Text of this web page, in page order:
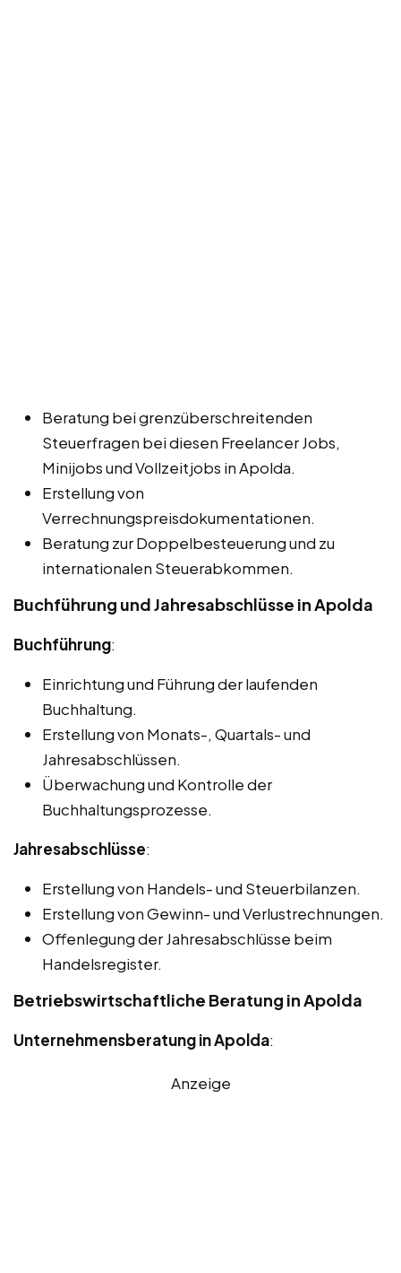
Beratung bei grenzüberschreitenden
Steuerfragen bei diesen Freelancer Jobs,
Minijobs und Vollzeitjobs in Apolda.
Erstellung von
Verrechnungspreisdokumentationen.
Beratung zur Doppelbesteuerung und zu
internationalen Steuerabkommen.
Buchführung und Jahresabschlüsse in Apolda
Buchführung:
Einrichtung und Führung der laufenden
Buchhaltung.
Erstellung von Monats-, Quartals- und
Jahresabschlüssen.
Überwachung und Kontrolle der
Buchhaltungsprozesse.
Jahresabschlüsse:
Erstellung von Handels- und Steuerbilanzen.
Erstellung von Gewinn- und Verlustrechnungen.
Offenlegung der Jahresabschlüsse beim
Handelsregister.
Betriebswirtschaftliche Beratung in Apolda
Unternehmensberatung in Apolda:
Anzeige